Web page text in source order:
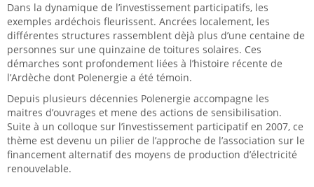
Dans la dynamique de l’investissement participatifs, les
exemples ardéchois fleurissent. Ancrées localement, les
différentes structures rassemblent dèjà plus d’une centaine de
personnes sur une quinzaine de toitures solaires. Ces
démarches sont profondement liées à l’histoire récente de
l’Ardèche dont Polenergie a été témoin.
Depuis plusieurs décennies Polenergie accompagne les
maitres d’ouvrages et mene des actions de sensibilisation.
Suite à un colloque sur l’investissement participatif en 2007, ce
thème est devenu un pilier de l’approche de l’association sur le
financement alternatif des moyens de production d’électricité
renouvelable.